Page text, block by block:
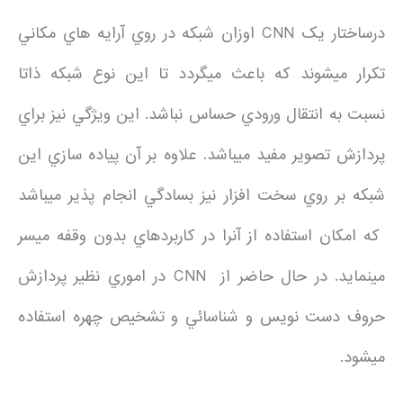
درساختار يک CNN اوزان شبکه در روي آرايه هاي مکاني
تکرار ميشوند که باعث ميگردد تا اين نوع شبکه ذاتا
نسبت به انتقال ورودي حساس نباشد. اين ويژگي نيز براي
پردازش تصوير مفيد ميباشد. علاوه بر آن پياده سازي اين
شبکه بر روي سخت افزار نيز بسادگي انجام پذير ميباشد
که امکان استفاده از آنرا در کاربردهاي بدون وقفه ميسر
مينمايد. در حال حاضر از CNN در اموري نظير پردازش
حروف دست نويس و شناسائي و تشخيص چهره استفاده
ميشود.